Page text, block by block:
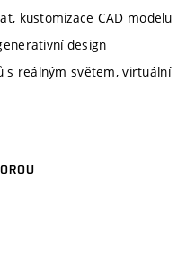
kustomizace CAD modelu
design
s reálným světem, virtuální